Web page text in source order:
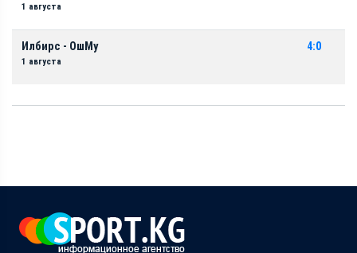
1 августа
Илбирс - ОшМу
1 августа
4:0